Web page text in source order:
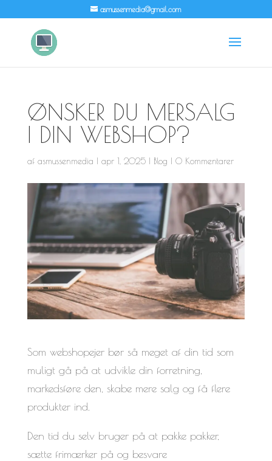
asmussenmedia@gmail.com
ØNSKER DU MERSALG
I DIN WEBSHOP?
af asmussenmedia apr 1, 2025| Blog 0 Kommentarer
Som webshopejer bør så meget af din tid som
muligt gå på at udvikle din forretning,
markedsføre den, skabe mere salg og få flere
produkter ind.
Den tid du selv bruger på at pakke pakker,
sætte frimærker på og besvare